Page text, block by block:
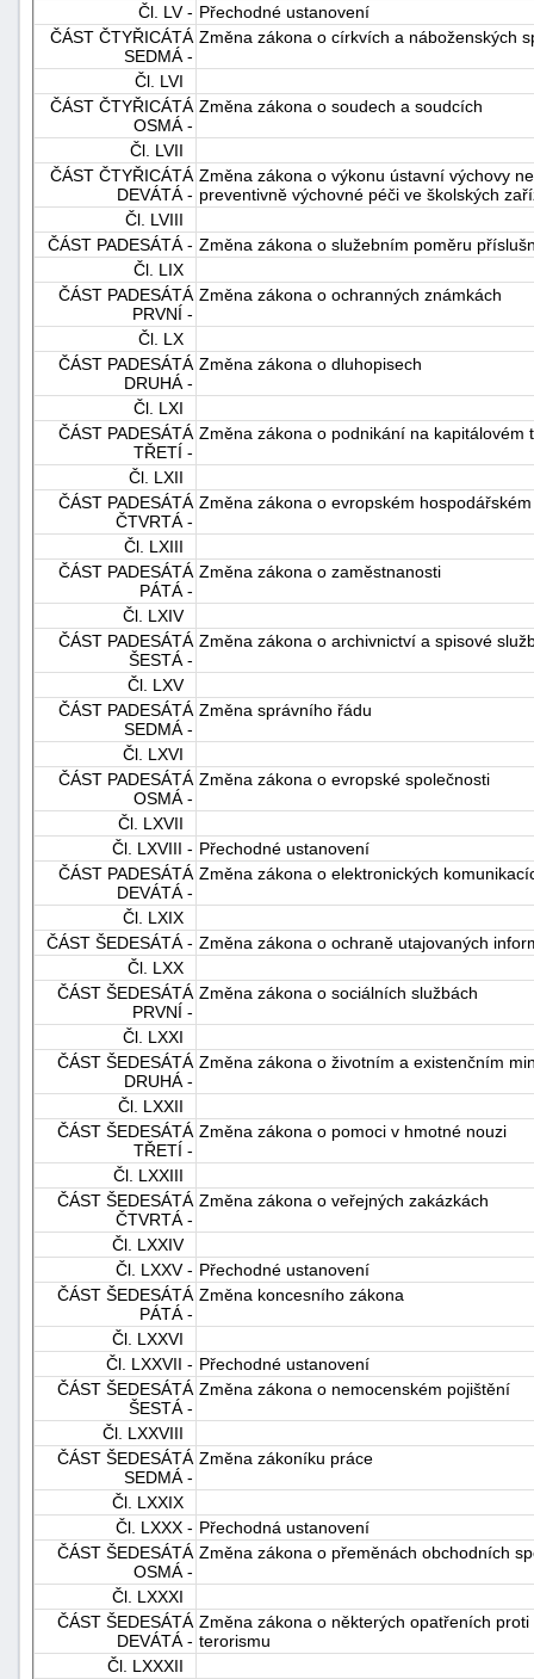
Čl. LV - Přechodné ustanovení
ČÁST ČTYŘICÁTÁ
SEDMÁ -
Změna zákona o církvích a náboženských
Čl. LVI
ČÁST ČTYŘICÁTÁ
OSMÁ -
Změna zákona o soudech a soudcích
Čl. LVII
ČÁST ČTYŘICÁTÁ
DEVÁTÁ -
Změna zákona o výkonu ústavní výchovy
preventivně výchovné péči ve školských
Čl. LVIII
ČÁST PADESÁTÁ - Změna zákona o služebním poměru
Čl. LIX
ČÁST PADESÁTÁ
PRVNÍ -
Změna zákona o ochranných známkách
Čl. LX
ČÁST PADESÁTÁ
DRUHÁ -
Změna zákona o dluhopisech
Čl. LXI
ČÁST PADESÁTÁ
TŘETÍ -
Změna zákona o podnikání na kapitálovém
Čl. LXII
ČÁST PADESÁTÁ
ČTVRTÁ -
Změna zákona o evropském
Čl. LXIII
ČÁST PADESÁTÁ
PÁTÁ -
Změna zákona o zaměstnanosti
Čl. LXIV
ČÁST PADESÁTÁ
ŠESTÁ -
Změna zákona o archivnictví a spisové
Čl. LXV
ČÁST PADESÁTÁ
SEDMÁ -
Změna správního řádu
Čl. LXVI
ČÁST PADESÁTÁ
OSMÁ -
Změna zákona o evropské společnosti
Čl. LXVII
Čl. LXVIII - Přechodné ustanovení
ČÁST PADESÁTÁ
DEVÁTÁ -
Změna zákona o elektronických
Čl. LXIX
ČÁST ŠEDESÁTÁ - Změna zákona o ochraně utajovaných
Čl. LXX
ČÁST ŠEDESÁTÁ
PRVNÍ -
Změna zákona o sociálních službách
Čl. LXXI
ČÁST ŠEDESÁTÁ
DRUHÁ -
Změna zákona o životním a existenčním
Čl. LXXII
ČÁST ŠEDESÁTÁ
TŘETÍ -
Změna zákona o pomoci v hmotné nouzi
Čl. LXXIII
ČÁST ŠEDESÁTÁ
ČTVRTÁ -
Změna zákona o veřejných zakázkách
Čl. LXXIV
Čl. LXXV - Přechodné ustanovení
ČÁST ŠEDESÁTÁ
PÁTÁ -
Změna koncesního zákona
Čl. LXXVI
Čl. LXXVII - Přechodné ustanovení
ČÁST ŠEDESÁTÁ
ŠESTÁ -
Změna zákona o nemocenském pojištění
Čl. LXXVIII
ČÁST ŠEDESÁTÁ
SEDMÁ -
Změna zákoníku práce
Čl. LXXIX
Čl. LXXX - Přechodná ustanovení
ČÁST ŠEDESÁTÁ
OSMÁ -
Změna zákona o přeměnách obchodních
Čl. LXXXI
ČÁST ŠEDESÁTÁ
DEVÁTÁ -
Změna zákona o některých opatřeních
terorismu
Čl. LXXXII